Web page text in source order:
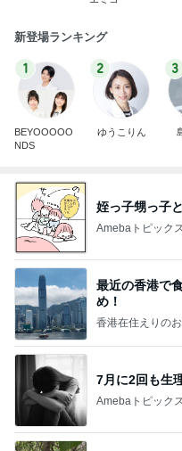
新登場ランキング
1
BEYOOOOO
NDS
2
ゆうこりん
3
姪っ子甥っ子
Amebaトピックス
最近の香港で
め！
香港在住えりの
7月に2回も生
Amebaトピックス